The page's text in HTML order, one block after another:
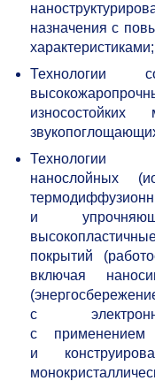
назначения с
характеристиками;
Технологии
Технологии
нанослойных
и
покрытий
включая
с
с применением
и